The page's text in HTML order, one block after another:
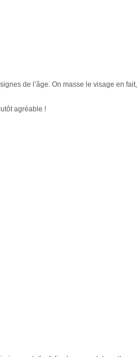
de l’âge. On masse le visage en fait,
agréable !